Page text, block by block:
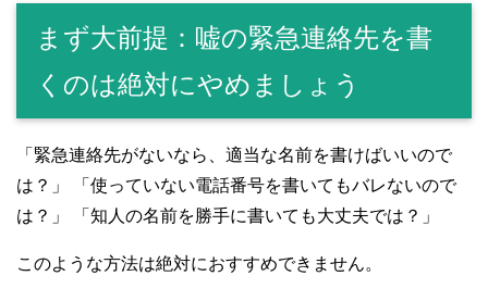
まず大前提：嘘の緊急連絡先を書
くのは絶対にやめましょう
「緊急連絡先がないなら、適当な名前を書けばいいので
は？」 「使っていない電話番号を書いてもバレないので
は？」 「知人の名前を勝手に書いても大丈夫では？」
このような方法は絶対におすすめできません。